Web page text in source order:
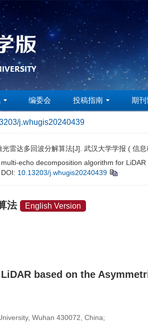
编委会 投稿指南 期刊
j.whugis20240439
雷达多回波分解算法[J]. 武汉大学学报 ( 信息
echo decomposition algorithm for
DOI: 10.13203/j.whugis20240439
法
English Version
based on the
Wuhan 430072, China;